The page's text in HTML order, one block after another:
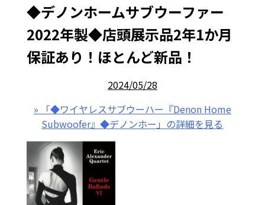
◆デノンホームサブウーファー
2022年製◆店頭展示品2年1か月
保証あり！ほとんど新品！
2024/05/28
» 「◆ワイヤレスサブウーハー『Denon Home
Subwoofer』◆デノンホー」の詳細を見る